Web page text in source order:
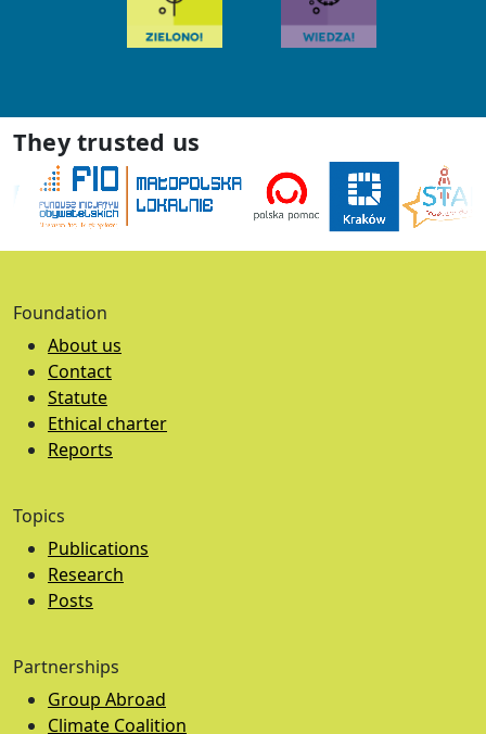
They trusted us
Foundation
About us
Contact
Statute
Ethical charter
Reports
Topics
Publications
Research
Posts
Partnerships
Group Abroad
Climate Coalition